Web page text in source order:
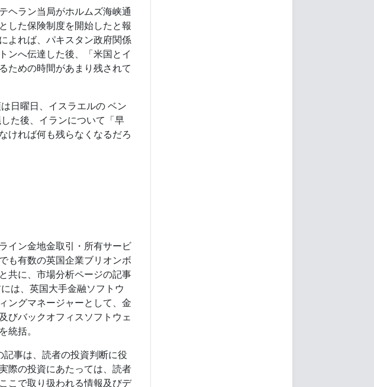
ヘラン当局がホルムズ海峡通
した保険制度を開始したと報
よれば、パキスタン政府関係
ンへ伝達した後、「米国とイ
ための時間があまり残されて
日曜日、イスラエルの ベン
た後、イランについて「早
ければ何も残らなくなるだろ
イン金地金取引・所有サービ
も有数の英国企業ブリオンボ
共に、市場分析ページの記事
は、英国大手金融ソフトウ
ングマネージャーとして、金
びバックオフィスソフトウェ
統括。
記事は、読者の投資判断に役
際の投資にあたっては、読者
こで取り扱われる情報及びデ